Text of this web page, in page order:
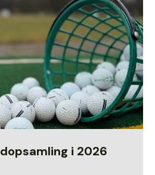
i 2026